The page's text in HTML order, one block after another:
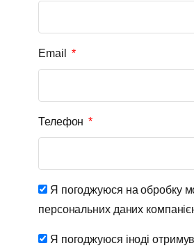
Email
Телефон
Я погоджуюся на обробку
персональних даних
Я погоджуюся іноді